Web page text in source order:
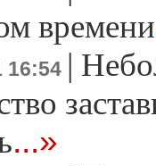
времени
16:54 |
...»